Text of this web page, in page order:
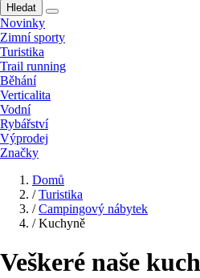
Hledat
Novinky
Zimní sporty
Turistika
Trail running
Běhání
Verticalita
Vodní
Rybářství
Výprodej
Značky
Domů
/ Turistika
/ Campingový nábytek
/ Kuchyně
Veškeré naše